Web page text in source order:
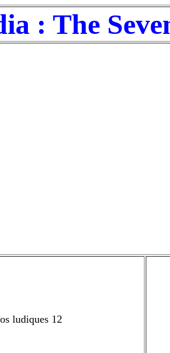
: The
ludiques 12